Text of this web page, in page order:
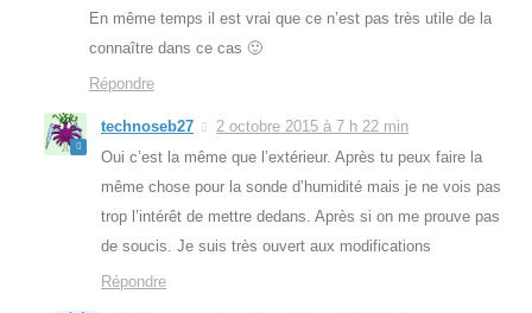
En même temps il est vrai que ce n’est pas très utile de la
connaître dans ce cas 🙂
Répondre
technoseb27
2 octobre 2015 à 7 h 22 min
Oui c’est la même que l’extérieur. Après tu peux faire la
même chose pour la sonde d’humidité mais je ne vois pas
trop l’intérêt de mettre dedans. Après si on me prouve pas
de soucis. Je suis très ouvert aux modifications
Répondre